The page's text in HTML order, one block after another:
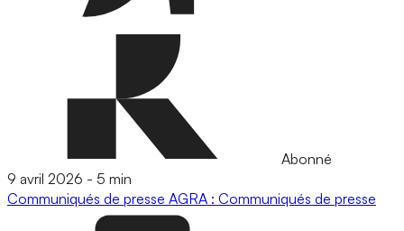
Abonné
9 avril 2026 - 5 min
Communiqués de presse AGRA : Communiqués de presse